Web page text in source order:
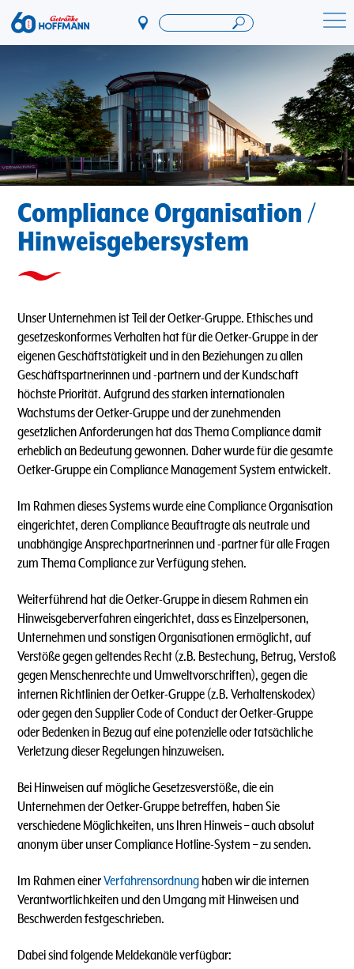
Direkt
zum
Inhalt
Startseite Getränke Hoffmann
Compliance Organisation /
Hinweisgebersystem
Unser Unternehmen ist Teil der Oetker-Gruppe. Ethisches und
gesetzeskonformes Verhalten hat für die Oetker-Gruppe in der
eigenen Geschäftstätigkeit und in den Beziehungen zu allen
Geschäftspartnerinnen und -partnern und der Kundschaft
höchste Priorität. Aufgrund des starken internationalen
Wachstums der Oetker-Gruppe und der zunehmenden
gesetzlichen Anforderungen hat das Thema Compliance damit
erheblich an Bedeutung gewonnen. Daher wurde für die gesamte
Oetker-Gruppe ein Compliance Management System entwickelt.
Im Rahmen dieses Systems wurde eine Compliance Organisation
eingerichtet, deren Compliance Beauftragte als neutrale und
unabhängige Ansprechpartnerinnen und -partner für alle Fragen
zum Thema Compliance zur Verfügung stehen.
Weiterführend hat die Oetker-Gruppe in diesem Rahmen ein
Hinweisgeberverfahren eingerichtet, dass es Einzelpersonen,
Unternehmen und sonstigen Organisationen ermöglicht, auf
Verstöße gegen geltendes Recht (z.B. Bestechung, Betrug, Verstoß
gegen Menschenrechte und Umweltvorschriften), gegen die
internen Richtlinien der Oetker-Gruppe (z.B. Verhaltenskodex)
oder gegen den Supplier Code of Conduct der Oetker-Gruppe
oder Bedenken in Bezug auf eine potenzielle oder tatsächliche
Verletzung dieser Regelungen hinzuweisen.
Bei Hinweisen auf mögliche Gesetzesverstöße, die ein
Unternehmen der Oetker-Gruppe betreffen, haben Sie
verschiedene Möglichkeiten, uns Ihren Hinweis – auch absolut
anonym über unser Compliance Hotline-System – zu senden.
Im Rahmen einerVerfahrensordnung haben wir die internen
Verantwortlichkeiten und den Umgang mit Hinweisen und
Beschwerden festgeschrieben.
Dabei sind folgende Meldekanäle verfügbar: